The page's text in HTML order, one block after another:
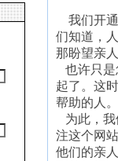
我们开通
们知道，
那盼望亲
也许只是
起了。这
帮助的人。
为此，我
注这个网
他们的亲